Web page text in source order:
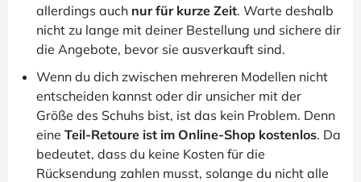
allerdings auch nur für kurze Zeit. Warte deshalb
nicht zu lange mit deiner Bestellung und sichere dir
die Angebote, bevor sie ausverkauft sind.
Wenn du dich zwischen mehreren Modellen nicht
entscheiden kannst oder dir unsicher mit der
Größe des Schuhs bist, ist das kein Problem. Denn
eine Teil-Retoure ist im Online-Shop kostenlos. Da
bedeutet, dass du keine Kosten für die
Rücksendung zahlen musst, solange du nicht alle